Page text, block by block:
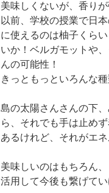
美味しくないが、香り
以前、学校の授業で日
に使えるのは柚子くら
いか！ベルガモットや
んの可能性！
きっともっといろんな
島の太陽さんさんの下
ら、それでも手は止め
あるけれど、それがエ
美味しいのはもちろん
活用して今後も繋げてい